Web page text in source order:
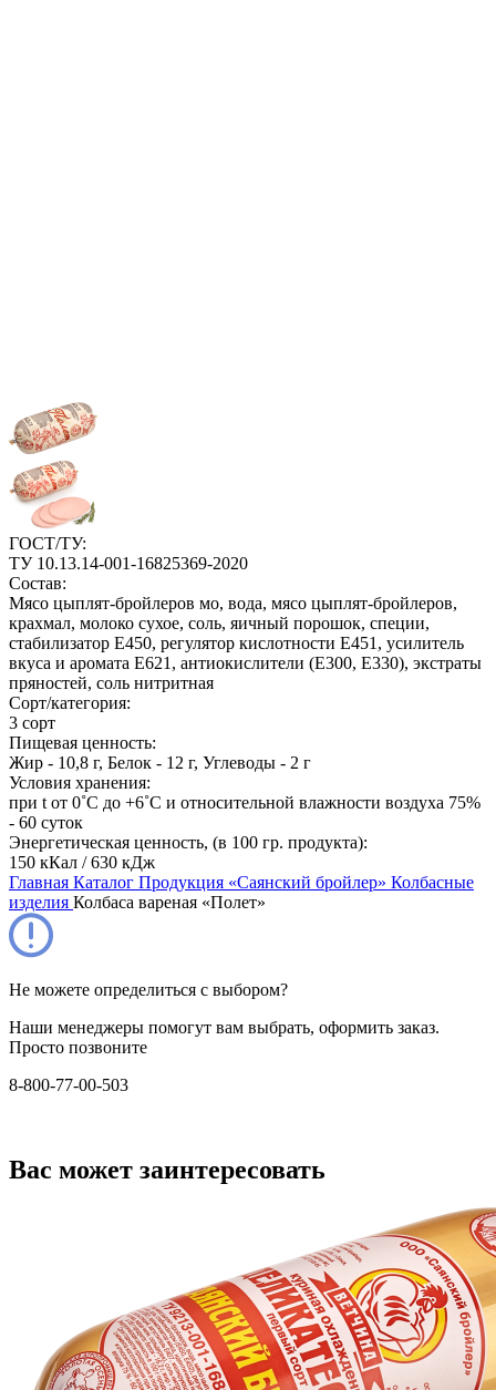
ГОСТ/ТУ:
ТУ 10.13.14-001-16825369-2020
Состав:
Мясо цыплят-бройлеров мо, вода, мясо цыплят-бройлеров,
крахмал, молоко сухое, соль, яичный порошок, специи,
стабилизатор Е450, регулятор кислотности Е451, усилитель
вкуса и аромата Е621, антиокислители (Е300, Е330), экстраты
пряностей, соль нитритная
Cорт/категория:
3 сорт
Пищевая ценность:
Жир - 10,8 г, Белок - 12 г, Углеводы - 2 г
Условия хранения:
при t от 0˚С до +6˚С и относительной влажности воздуха 75%
- 60 суток
Энергетическая ценность, (в 100 гр. продукта):
150 кКал / 630 кДж
Главная Каталог Продукция «Саянский бройлер» Колбасные
изделия Колбаса вареная «Полет»
Не можете определиться с выбором?
Наши менеджеры помогут вам выбрать, оформить заказ.
Просто позвоните
8-800-77-00-503
Вас может заинтересовать